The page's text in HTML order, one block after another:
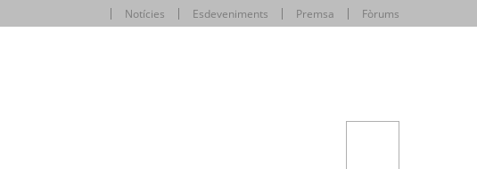
Notícies Esdeveniments Premsa Fòrums